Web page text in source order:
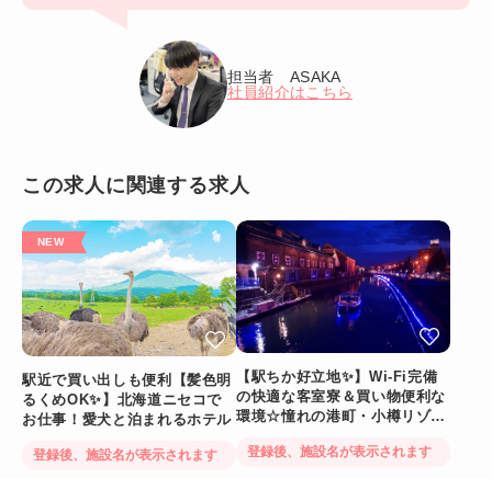
担当者 ASAKA
社員紹介はこちら
この求人に関連する求人
駅近で買い出しも便利【髪色明
るくめOK✨】北海道ニセコで
お仕事！愛犬と泊まれるホテル
登録後、施設名が表示されます
【駅ちか好立地✨】Wi-Fi完備
の快適な客室寮＆買い物便利な
環境☆憧れの港町・小樽リゾー
登録後、施設名が表示されます